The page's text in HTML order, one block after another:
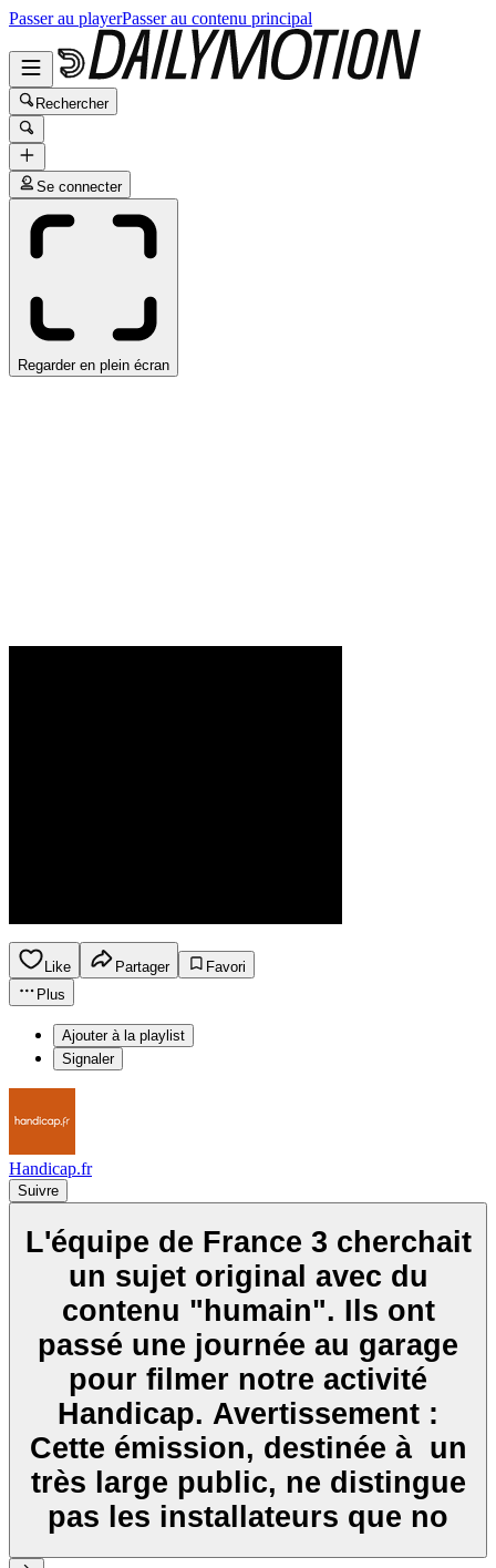
Passer au playerPasser au contenu principal
Rechercher
Se connecter
Regarder en plein écran
Like Partager
Favori
Plus
Ajouter à la playlist
Signaler
Handicap.fr
Suivre
L'équipe de France 3 cherchait
un sujet original avec du
contenu "humain". Ils ont
passé une journée au garage
pour filmer notre activité
Handicap. Avertissement :
Cette émission, destinée à un
très large public, ne distingue
pas les installateurs que no